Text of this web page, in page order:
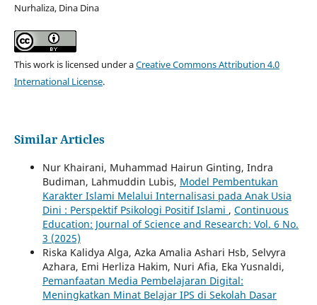
Nurhaliza, Dina Dina
This work is licensed under aCreative Commons Attribution 4.0
International License.
Similar Articles
Nur Khairani, Muhammad Hairun Ginting, Indra
Budiman, Lahmuddin Lubis, Model Pembentukan
Karakter Islami Melalui Internalisasi pada Anak Usia
Dini : Perspektif Psikologi Positif Islami , Continuous
Education: Journal of Science and Research: Vol. 6 No.
3 (2025)
Riska Kalidya Alga, Azka Amalia Ashari Hsb, Selvyra
Azhara, Emi Herliza Hakim, Nuri Afia, Eka Yusnaldi,
Pemanfaatan Media Pembelajaran Digital:
Meningkatkan Minat Belajar IPS di Sekolah Dasar